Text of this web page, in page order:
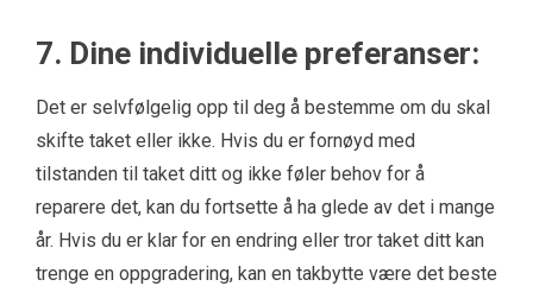
7. Dine individuelle preferanser:
Det er selvfølgelig opp til deg å bestemme om du skal
skifte taket eller ikke. Hvis du er fornøyd med
tilstanden til taket ditt og ikke føler behov for å
reparere det, kan du fortsette å ha glede av det i mange
år. Hvis du er klar for en endring eller tror taket ditt kan
trenge en oppgradering, kan en takbytte være det beste